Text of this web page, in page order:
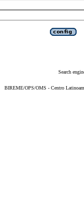
Search
BIREME/OPS/OMS - Centro